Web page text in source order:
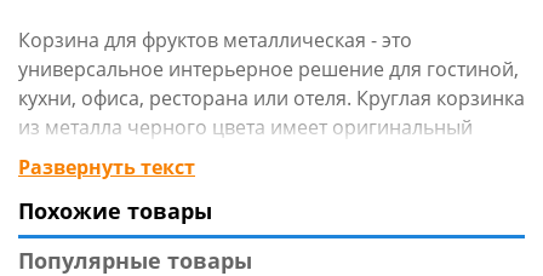
Корзина для фруктов металлическая - это
универсальное интерьерное решение для гостиной,
кухни, офиса, ресторана или отеля. Круглая корзинка
из металла черного цвета имеет оригинальный
геометрический дизайн и идеально впишется в
разные стили интерьера. Блюдо для подачи фруктов
запомнится Вашим гостям и будет настоящим
украшением любого праздничного стола.
Развернуть текст
Похожие товары
Популярные товары